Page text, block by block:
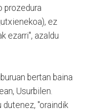
prozedura
ez
ezarri", azaldu
bertan baina
Usurbilen.
"oraindik